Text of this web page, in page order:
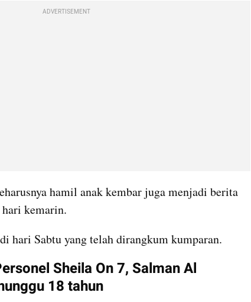
ADVERTISEMENT
hamil anak kembar juga menjadi berita
kemarin.
di hari Sabtu yang telah dirangkum kumparan.
Sheila On 7, Salman Al
18 tahun